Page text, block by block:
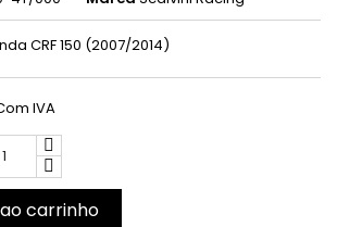
CRF 150 (2007/2014)
IVA
carrinho